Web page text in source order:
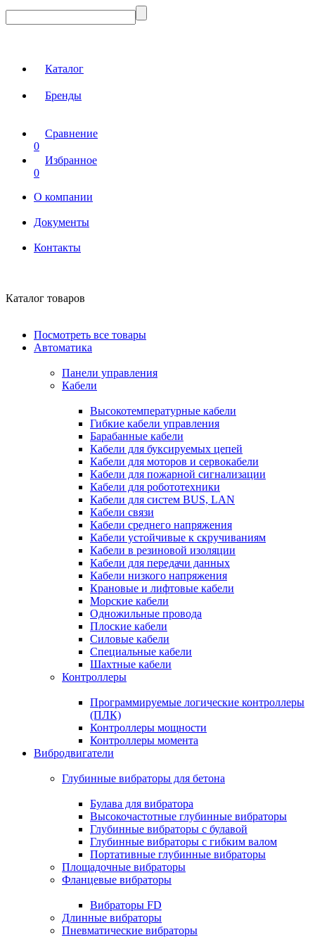
Каталог
Бренды
Сравнение
0
Избранное
0
О компании
Документы
Контакты
Каталог товаров
Посмотреть все товары
Автоматика
Панели управления
Кабели
Высокотемпературные кабели
Гибкие кабели управления
Барабанные кабели
Кабели для буксируемых цепей
Кабели для моторов и сервокабели
Кабели для пожарной сигнализации
Кабели для робототехники
Кабели для систем BUS, LAN
Кабели связи
Кабели среднего напряжения
Кабели устойчивые к скручиваниям
Кабели в резиновой изоляции
Кабели для передачи данных
Кабели низкого напряжения
Крановые и лифтовые кабели
Морские кабели
Одножильные провода
Плоские кабели
Силовые кабели
Специальные кабели
Шахтные кабели
Контроллеры
Программируемые логические контроллеры
(ПЛК)
Контроллеры мощности
Контроллеры момента
Вибродвигатели
Глубинные вибраторы для бетона
Булава для вибратора
Высокочастотные глубинные вибраторы
Глубинные вибраторы с булавой
Глубинные вибраторы с гибким валом
Портативные глубинные вибраторы
Площадочные вибраторы
Фланцевые вибраторы
Вибраторы FD
Длинные вибраторы
Пневматические вибраторы